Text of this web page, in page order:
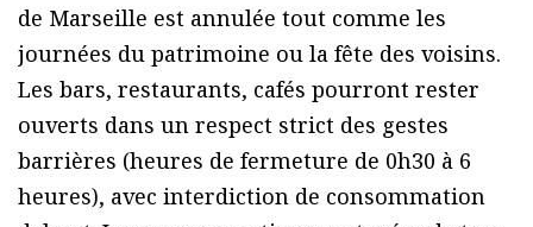
de Marseille est annulée tout comme les
journées du patrimoine ou la fête des voisins.
Les bars, restaurants, cafés pourront rester
ouverts dans un respect strict des gestes
barrières (heures de fermeture de 0h30 à 6
heures), avec interdiction de consommation